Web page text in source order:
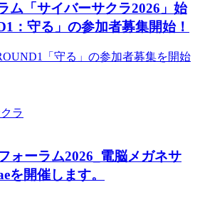
ム「サイバーサクラ2026」始
：守る」の参加者募集開始！
「守る」の参加者募集を開始
ラ
ォーラム2026_電脳メガネサ
を開催します。